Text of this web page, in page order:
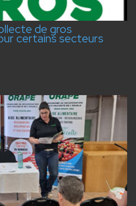
de gros
certains secteurs